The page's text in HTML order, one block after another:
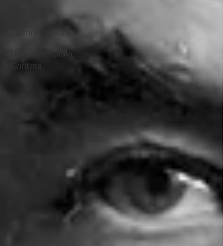
Testimonianza
I Racconti della
Cantina